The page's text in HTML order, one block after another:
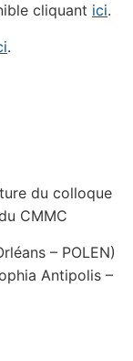
cliquant ici.
.
du colloque
CMMC
– POLEN)
Antipolis –